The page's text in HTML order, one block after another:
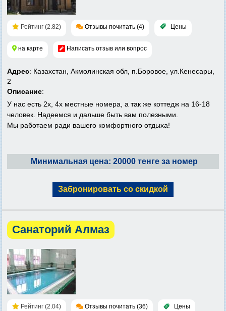
Рейтинг (2.82) Отзывы почитать (4) Цены
на карте Написать отзыв или вопрос
Адрес: Казахстан, Акмолинская обл, п.Боровое, ул.Кенесары,
2
Описание:
У нас есть 2х, 4х местные номера, а так же коттедж на 16-18
человек. Надеемся и дальше быть вам полезными.
Мы работаем ради вашего комфортного отдыха!
Минимальная цена: 20000 тенге за номер
Забронировать со скидкой
Санаторий Алмаз
Рейтинг (2.04) Отзывы почитать (36) Цены